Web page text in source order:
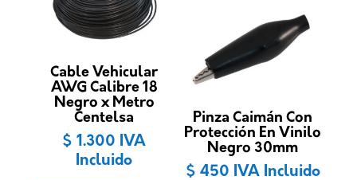
Cable Vehicular
AWG Calibre 18
Negro x Metro
Centelsa
$ 1.300 IVA
Incluido
Pinza Caimán Con
Protección En Vinilo
Negro 30mm
$ 450 IVA Incluido